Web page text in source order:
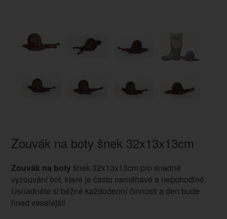
Zouvák na boty šnek 32x13x13cm
Zouvák na boty šnek 32x13x13cm pro snadné
vyzouvání bot, které je často namáhavé a nepohodlné.
Usnadněte si běžné každodenní činnosti a den bude
hned veselejší!